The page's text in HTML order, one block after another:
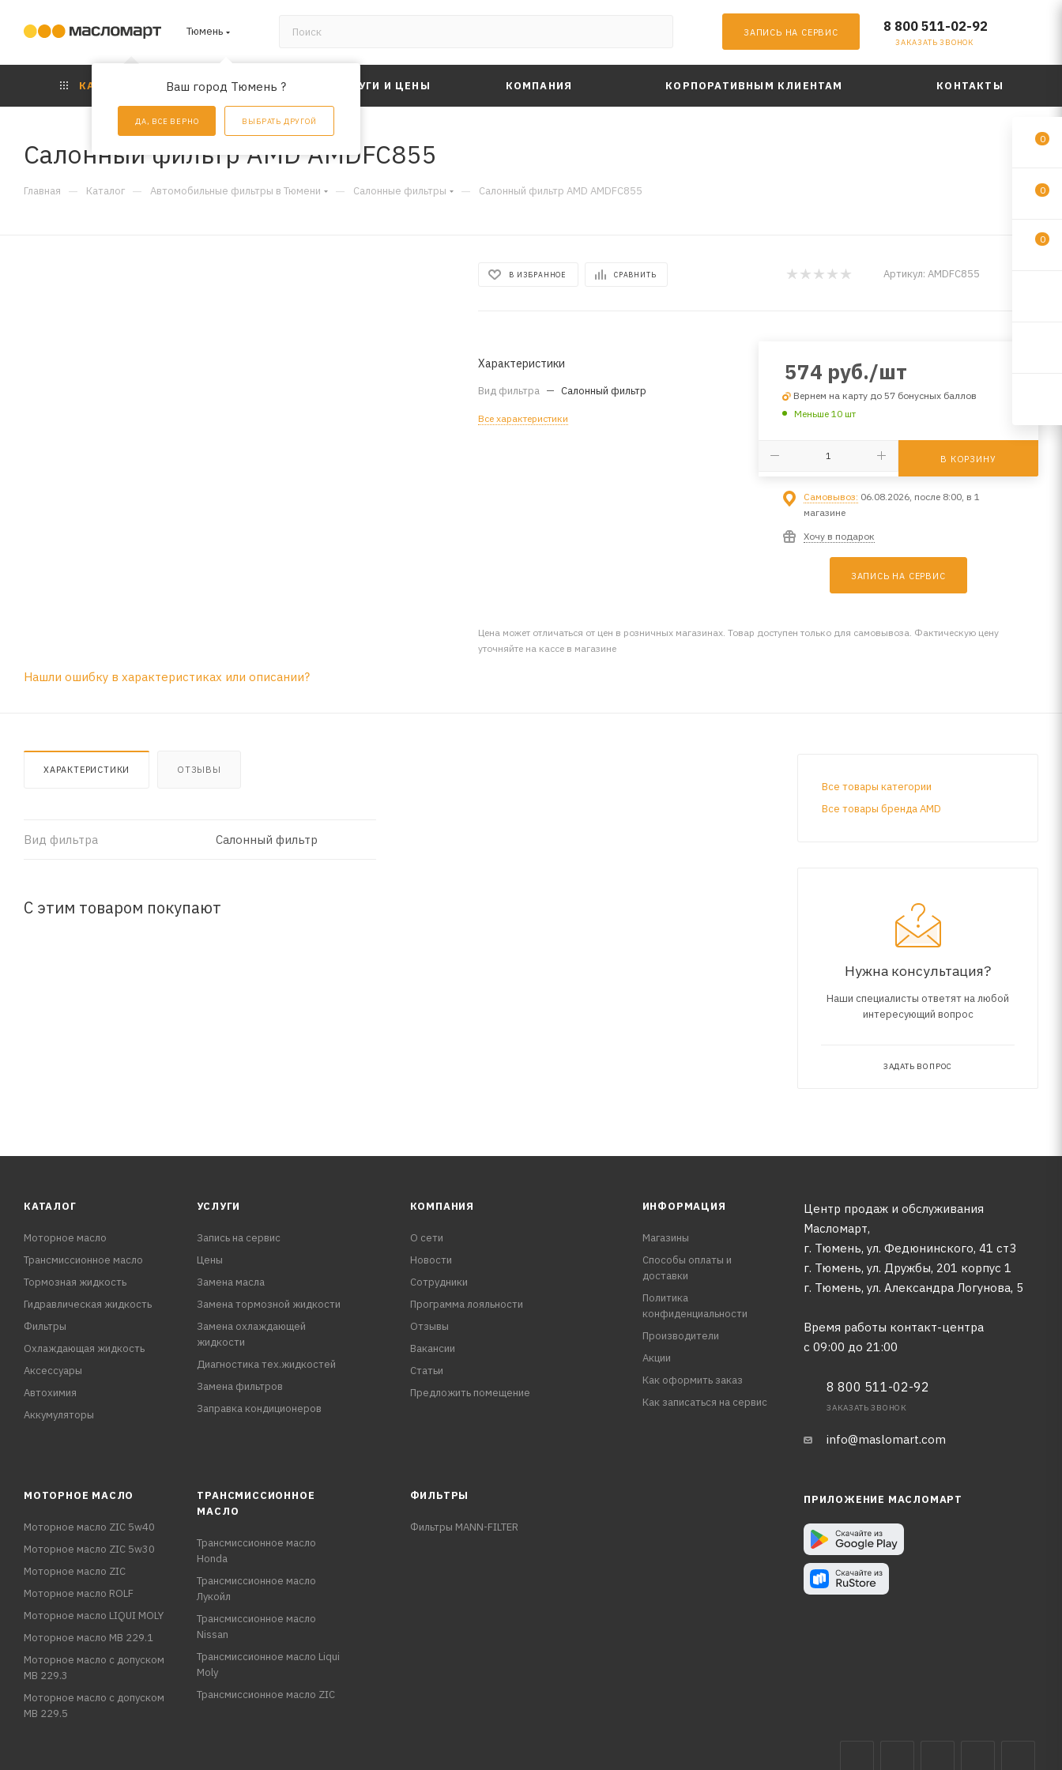
Тюмень
Ваш город Тюмень ?
ДА, ВСЕ ВЕРНО ВЫБРАТЬ ДРУГОЙ
ЗАПИСЬ НА СЕРВИС 8 800 511-02-92
ЗАКАЗАТЬ ЗВОНОК
КАТАЛОГ АКЦИИ УСЛУГИ И ЦЕНЫ КОМПАНИЯ КОРПОРАТИВНЫМ КЛИЕНТАМ КОНТАКТЫ
Салонный фильтр AMD AMDFC855
Главная — Каталог — Автомобильные фильтры в Тюмени — Салонные фильтры — Салонный фильтр AMD AMDFC855
В ИЗБРАННОЕ СРАВНИТЬ Артикул: AMDFC855
Характеристики
Вид фильтра — Салонный фильтр
Все характеристики
574 руб./шт
Вернем на карту до 57 бонусных баллов
Меньше 10 шт
В КОРЗИНУ
Самовывоз: 06.08.2026, после 8:00, в 1
магазине
Хочу в подарок
ЗАПИСЬ НА СЕРВИС
Цена может отличаться от цен в розничных магазинах. Товар доступен только для самовывоза. Фактическую цену
уточняйте на кассе в магазине
Нашли ошибку в характеристиках или описании?
ХАРАКТЕРИСТИКИ ОТЗЫВЫ
Вид фильтра Салонный фильтр
С этим товаром покупают
Все товары категории
Все товары бренда AMD
Нужна консультация?
Наши специалисты ответят на любой
интересующий вопрос
ЗАДАТЬ ВОПРОС
КАТАЛОГ
Моторное масло
Трансмиссионное масло
Тормозная жидкость
Гидравлическая жидкость
Фильтры
Охлаждающая жидкость
Аксессуары
Автохимия
Аккумуляторы
УСЛУГИ
Запись на сервис
Цены
Замена масла
Замена тормозной жидкости
Замена охлаждающей
жидкости
Диагностика тех.жидкостей
Замена фильтров
Заправка кондиционеров
КОМПАНИЯ
О сети
Новости
Сотрудники
Программа лояльности
Отзывы
Вакансии
Статьи
Предложить помещение
ИНФОРМАЦИЯ
Магазины
Способы оплаты и
доставки
Политика
конфиденциальности
Производители
Акции
Как оформить заказ
Как записаться на сервис
Центр продаж и обслуживания
Масломарт,
г. Тюмень, ул. Федюнинского, 41 ст3
г. Тюмень, ул. Дружбы, 201 корпус 1
г. Тюмень, ул. Александра Логунова, 5
Время работы контакт-центра
с 09:00 до 21:00
8 800 511-02-92
ЗАКАЗАТЬ ЗВОНОК
info@maslomart.com
МОТОРНОЕ МАСЛО
Моторное масло ZIC 5w40
Моторное масло ZIC 5w30
Моторное масло ZIC
Моторное масло ROLF
Моторное масло LIQUI MOLY
Моторное масло MB 229.1
Моторное масло с допуском
MB 229.3
Моторное масло с допуском
MB 229.5
ТРАНСМИССИОННОЕ
МАСЛО
Трансмиссионное масло
Honda
Трансмиссионное масло
Лукойл
Трансмиссионное масло
Nissan
Трансмиссионное масло Liqui
Moly
Трансмиссионное масло ZIC
ФИЛЬТРЫ
Фильтры MANN-FILTER
ПРИЛОЖЕНИЕ МАСЛОМАРТ
0
0
0